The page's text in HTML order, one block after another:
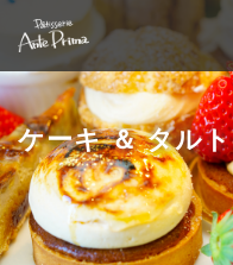
ケーキ ＆ タルト